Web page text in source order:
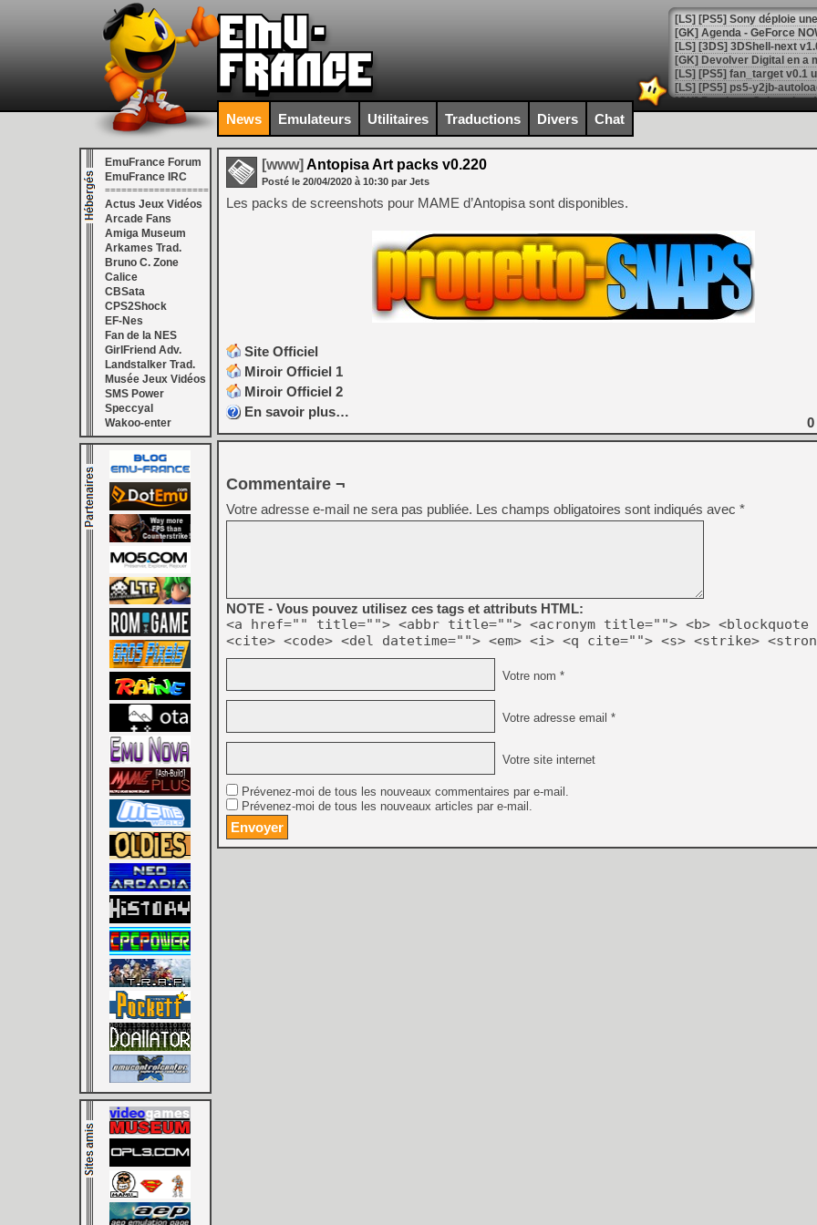
[GK] Agenda - GeForce
[GK] Devolver Digital en a
[LS] [PS5] ps5-y2jb-
[GK] Pourquoi Marvel
[GK] Test : Restory : Chill
[GK] GTA 6 : Rockstar
[GK] Hot Wheels Infinite
[GK] Mémoire cash -
[GK] Résultats Nintendo :
[GK] Déjà des
[Mo5] Brickboy cherche à
[GK] Minecraft et ses «
[GK] Beast of
[GK] Ubisoft : fin de partie
[GK] Mémoire cash -
[GK] Dan Houser (GTA)
[GK] Comment EA Sports
[GK] Crimson Moon : un
[GK] Isle of Reveries : le
[GK] Moonlighter 2 : The
[GK] Capcom relance
[Mo5] Deux inédits du
[GK] Le beat'em up The
[GK] Endless Legend 2 :
[LS] [PS5] Le WebKit
[GK] Oubliez Crazy Taxi,
[LS] [Switch] NSZ 5.0.0
[GK] No More Room in
News Emulateurs Utilitaires Traductions Divers Chat
EmuFrance Forum
EmuFrance IRC
===================
Actus Jeux Vidéos
Arcade Fans
Amiga Museum
Arkames Trad.
Bruno C. Zone
Calice
CBSata
CPS2Shock
EF-Nes
Fan de la NES
GirlFriend Adv.
Landstalker Trad.
Musée Jeux Vidéos
SMS Power
Speccyal
Wakoo-enter
[www] Antopisa Art packs v0.220
Posté le 20/04/2020 à 10:30 par Jets
Les packs de screenshots pour MAME d’Antopisa sont disponibles.
Site Officiel
Miroir Officiel 1
Miroir Officiel 2
En savoir plus…
0
Commentaire ¬
Votre adresse e-mail ne sera pas publiée. Les champs obligatoires sont indiqués avec *
NOTE - Vous pouvez utilisez ces tags et attributs HTML:
<a href="" title=""> <abbr title=""> <acronym title=""> <b> <blockquote
<cite> <code> <del datetime=""> <em> <i> <q cite=""> <s> <strike>
Votre nom *
Votre adresse email *
Votre site internet
Prévenez-moi de tous les nouveaux commentaires par e-mail.
Prévenez-moi de tous les nouveaux articles par e-mail.